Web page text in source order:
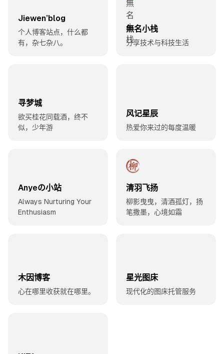
Jiewen’blog
个人博客站点，什么都
有，杂七杂八。
無名小栈
分享技术与科技生活
寻梦城
欲买桂花同载酒，终不
似，少年游
风记星辰
热爱你来过的每度温暖
Anyeの小站
Always Nurturing Your
Enthusiasm
清羽飞扬
柳影曳曳，清酒孤灯，扬
笔撒墨，心境如霜
木因博客
心在哪里收获就在哪里。
星光图床
现代化的图床托管服务